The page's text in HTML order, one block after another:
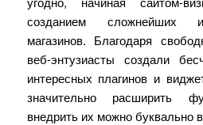
созданием сложнейших
магазинов. Благодаря
веб-энтузиасты создали
интересных плагинов и
значительно расширить
внедрить их можно буквально